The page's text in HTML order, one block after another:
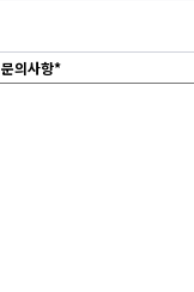
문의사항*